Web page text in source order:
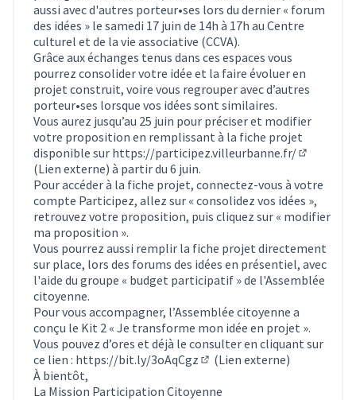
aussi avec d'autres porteur•ses lors du dernier « forum
des idées » le samedi 17 juin de 14h à 17h au Centre
culturel et de la vie associative (CCVA).
Grâce aux échanges tenus dans ces espaces vous
pourrez consolider votre idée et la faire évoluer en
projet construit, voire vous regrouper avec d’autres
porteur•ses lorsque vos idées sont similaires.
Vous aurez jusqu’au 25 juin pour préciser et modifier
votre proposition en remplissant à la fiche projet
disponible sur https://participez.villeurbanne.fr/
(Lien externe) à partir du 6 juin.
Pour accéder à la fiche projet, connectez-vous à votre
compte Participez, allez sur « consolidez vos idées »,
retrouvez votre proposition, puis cliquez sur « modifier
ma proposition ».
Vous pourrez aussi remplir la fiche projet directement
sur place, lors des forums des idées en présentiel, avec
l'aide du groupe « budget participatif » de l'Assemblée
citoyenne.
Pour vous accompagner, l’Assemblée citoyenne a
conçu le Kit 2 « Je transforme mon idée en projet ».
Vous pouvez d’ores et déjà le consulter en cliquant sur
ce lien : https://bit.ly/3oAqCgz
(Lien externe)
(Lien externe)
À bientôt,
La Mission Participation Citoyenne